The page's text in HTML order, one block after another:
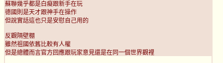
蘇聯幾乎都是白癡跟新手在玩
德國則是天才跟神手在操作
但說實話這也只是安慰自己用的
反觀隔壁棚
雖然祖國依舊比較有人權
但是總體而言官方回應跟玩家意見還是在同一個世界觀裡